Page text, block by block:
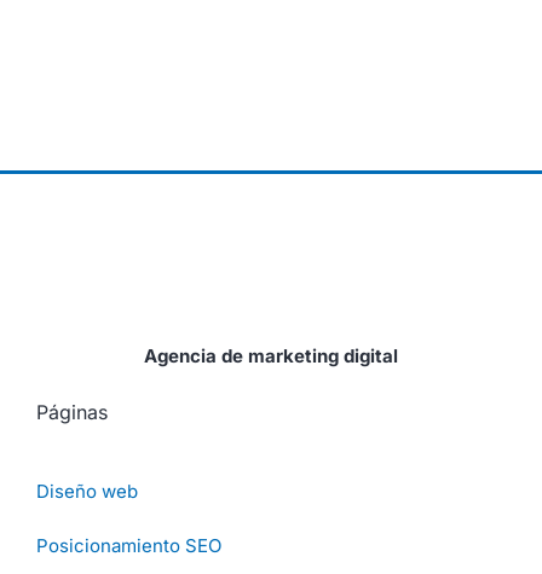
Agencia de marketing digital
Páginas
Diseño web
Posicionamiento SEO